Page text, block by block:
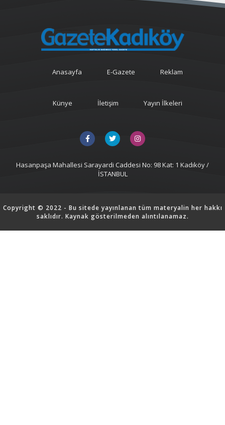
Anasayfa E-Gazete Reklam
Künye İletişim Yayın İlkeleri
Hasanpaşa Mahallesi Sarayardi Caddesi No: 98 Kat: 1 Kadıköy /
İSTANBUL
Copyright © 2022 - Bu sitede yayınlanan tüm materyalin her hakkı
saklıdır. Kaynak gösterilmeden alıntılanamaz.